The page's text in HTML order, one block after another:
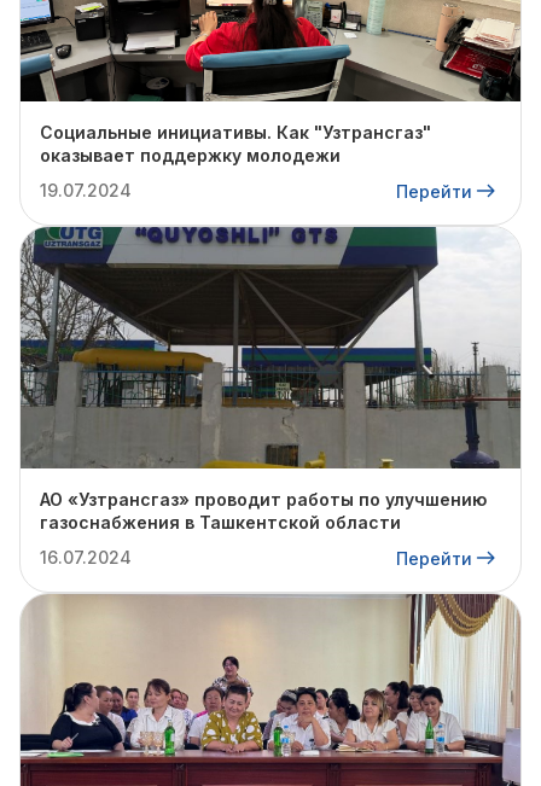
Социальные инициативы. Как "Узтрансгаз"
оказывает поддержку молодежи
19.07.2024
Перейти
АО «Узтрансгаз» проводит работы по улучшению
газоснабжения в Ташкентской области
16.07.2024
Перейти